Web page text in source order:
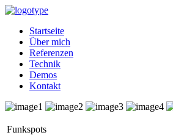
Startseite
Über mich
Referenzen
Technik
Demos
Kontakt
Funkspots